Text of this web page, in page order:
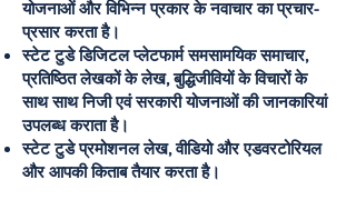
योजनाओं और विभिन्न प्रकार के नवाचार का प्रचार-
प्रसार करता है।
स्टेट टुडे डिजिटल प्लेटफार्म समसामयिक समाचार,
प्रतिष्ठित लेखकों के लेख, बुद्धिजीवियों के विचारों के
साथ साथ निजी एवं सरकारी योजनाओं की जानकारियां
उपलब्ध कराता है।
स्टेट टुडे प्रमोशनल लेख, वीडियो और एडवरटोरियल
और आपकी किताब तैयार करता है।